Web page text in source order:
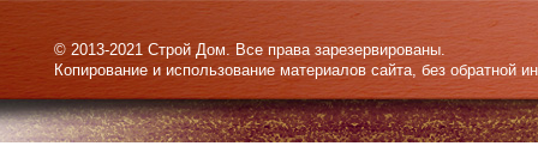
© 2013-2021 Строй Дом. Все права зарезервированы.
Копирование и использование материалов сайта, без обратной